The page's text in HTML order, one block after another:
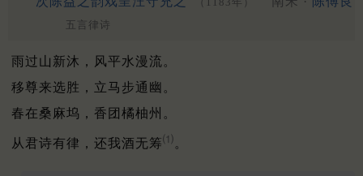
五言律诗
雨过山新沐，风平水漫流。
移尊来选胜，立马步通幽。
春在桑麻坞，香团橘柚州。
从君诗有律，还我酒无筹⑴ 。